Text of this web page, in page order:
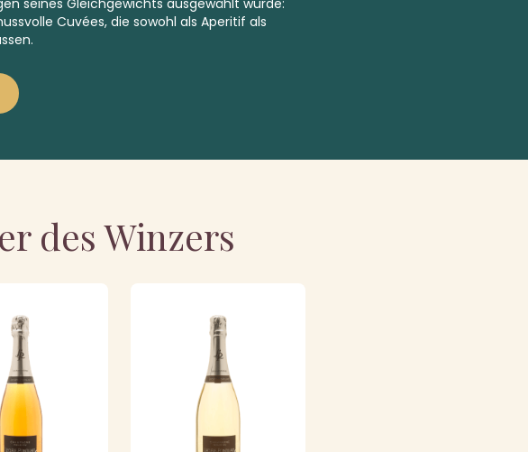
Cuvées, die sowohl als Aperitif als
des Winzers